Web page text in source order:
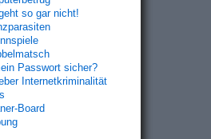
so gar nicht!
Passwort sicher?
Internetkriminalität
Board